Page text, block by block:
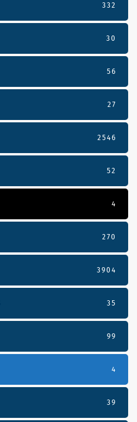
332
30
56
27
2546
52
4
270
3904
35
99
4
39